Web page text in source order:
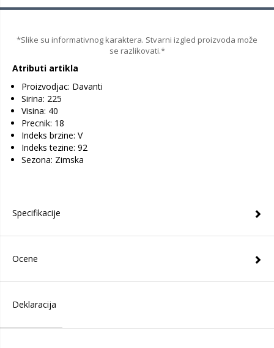
*Slike su informativnog karaktera. Stvarni izgled proizvoda može
se razlikovati.*
Atributi artikla
Proizvodjac: Davanti
Sirina: 225
Visina: 40
Precnik: 18
Indeks brzine: V
Indeks tezine: 92
Sezona: Zimska
Specifikacije
Ocene
Deklaracija